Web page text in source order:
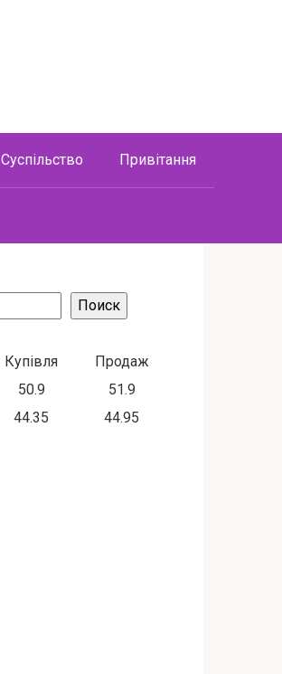
Суспільство Привітання
Поиск
Купівля
Продаж
50.9
51.9
44.35 44.95